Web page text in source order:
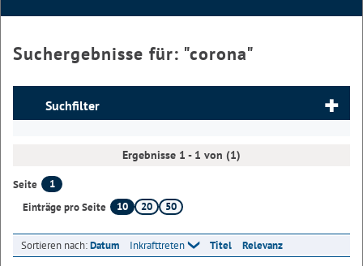
Suchergebnisse für: "corona"
Suchfilter
Ergebnisse 1 - 1 von (1)
Seite
1
Einträge pro Seite
10 20 50
Sortieren nach:Datum Inkrafttreten Titel Relevanz